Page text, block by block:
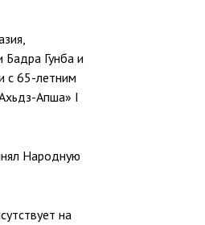
Вице-президент Беслан
Героя Абхазии,
Гунба и
с 65-летним
Апша» I
Народную
на